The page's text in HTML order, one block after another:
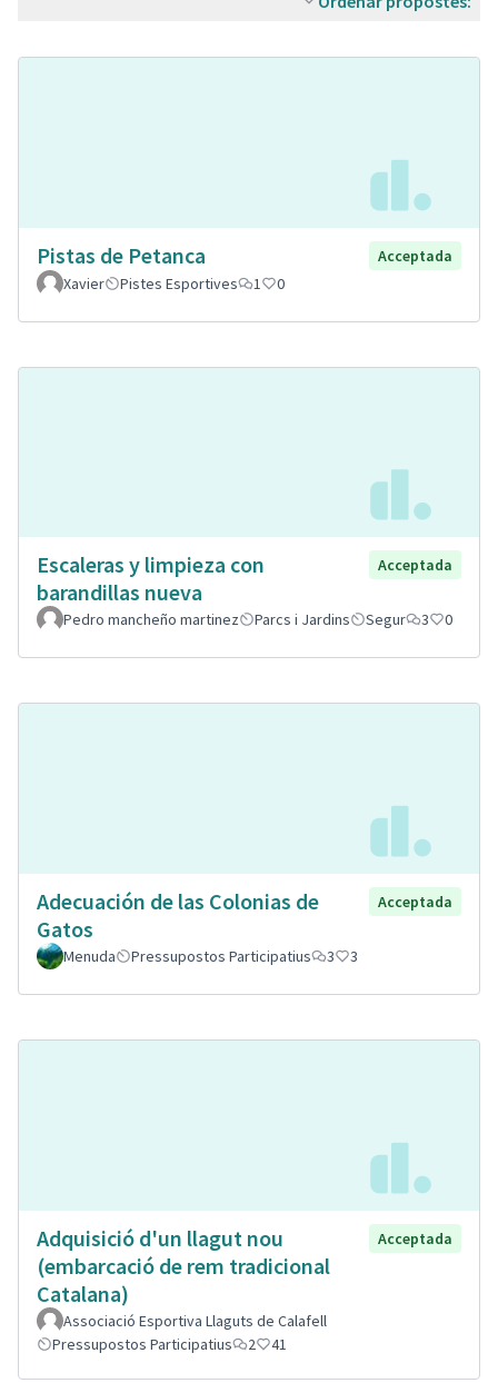
Pistas de Petanca
Acceptada
Xavier
Pistes Esportives 1 0
Escaleras y limpieza con
barandillas nueva
Acceptada
Pedro mancheño martinez Parcs i Jardins Segur 3 0
Adecuación de las Colonias de
Gatos
Acceptada
Menuda Pressupostos Participatius 3 3
Adquisició d'un llagut nou
(embarcació de rem tradicional
Catalana)
Acceptada
Associació Esportiva Llaguts de Calafell
Pressupostos Participatius
2 41